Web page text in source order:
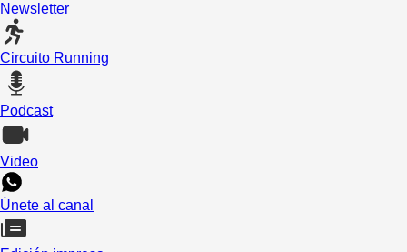
Newsletter
Circuito Running
Podcast
Video
Únete al canal